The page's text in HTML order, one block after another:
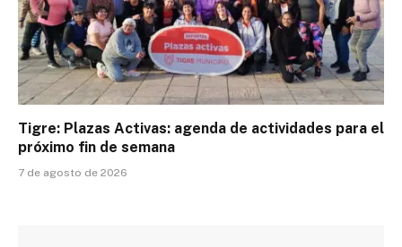
Tigre: Plazas Activas: agenda de actividades para el
próximo fin de semana
7 de agosto de 2026